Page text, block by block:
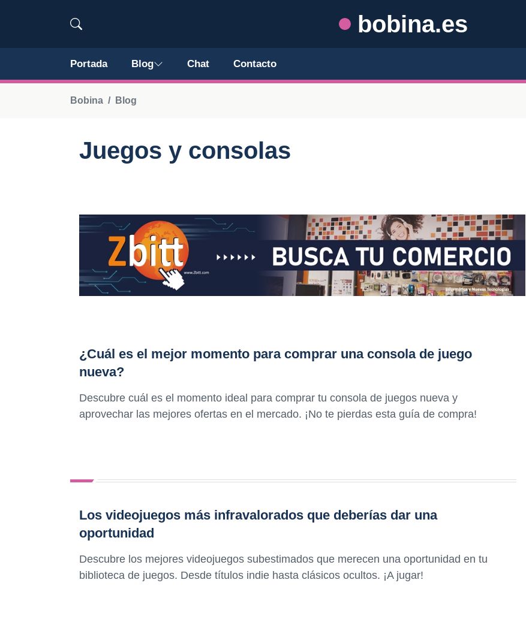
bobina.es
Portada Blog Chat Contacto
Bobina Blog
Juegos y consolas
¿Cuál es el mejor momento para comprar una consola de juego
nueva?
Descubre cuál es el momento ideal para comprar tu consola de juegos nueva y
aprovechar las mejores ofertas en el mercado. ¡No te pierdas esta guía de compra!
Los videojuegos más infravalorados que deberías dar una
oportunidad
Descubre los mejores videojuegos subestimados que merecen una oportunidad en tu
biblioteca de juegos. Desde títulos indie hasta clásicos ocultos. ¡A jugar!